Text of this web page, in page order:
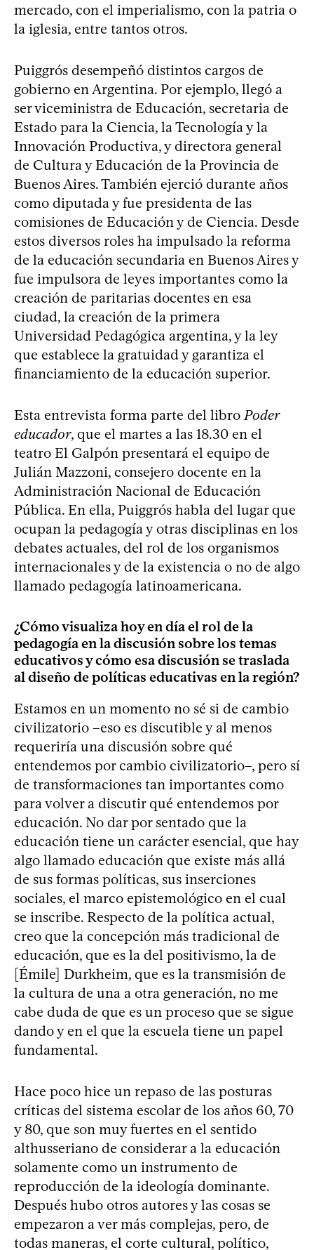
mercado, con el imperialismo, con la patria o
la iglesia, entre tantos otros.
Puiggrós desempeñó distintos cargos de
gobierno en Argentina. Por ejemplo, llegó a
ser viceministra de Educación, secretaria de
Estado para la Ciencia, la Tecnología y la
Innovación Productiva, y directora general
de Cultura y Educación de la Provincia de
Buenos Aires. También ejerció durante años
como diputada y fue presidenta de las
comisiones de Educación y de Ciencia. Desde
estos diversos roles ha impulsado la reforma
de la educación secundaria en Buenos Aires y
fue impulsora de leyes importantes como la
creación de paritarias docentes en esa
ciudad, la creación de la primera
Universidad Pedagógica argentina, y la ley
que establece la gratuidad y garantiza el
financiamiento de la educación superior.
Esta entrevista forma parte del libro Poder
educador, que el martes a las 18.30 en el
teatro El Galpón presentará el equipo de
Julián Mazzoni, consejero docente en la
Administración Nacional de Educación
Pública. En ella, Puiggrós habla del lugar que
ocupan la pedagogía y otras disciplinas en los
debates actuales, del rol de los organismos
internacionales y de la existencia o no de algo
llamado pedagogía latinoamericana.
¿Cómo visualiza hoy en día el rol de la
pedagogía en la discusión sobre los temas
educativos y cómo esa discusión se traslada
al diseño de políticas educativas en la región?
Estamos en un momento no sé si de cambio
civilizatorio –eso es discutible y al menos
requeriría una discusión sobre qué
entendemos por cambio civilizatorio–, pero sí
de transformaciones tan importantes como
para volver a discutir qué entendemos por
educación. No dar por sentado que la
educación tiene un carácter esencial, que hay
algo llamado educación que existe más allá
de sus formas políticas, sus inserciones
sociales, el marco epistemológico en el cual
se inscribe. Respecto de la política actual,
creo que la concepción más tradicional de
educación, que es la del positivismo, la de
[Émile] Durkheim, que es la transmisión de
la cultura de una a otra generación, no me
cabe duda de que es un proceso que se sigue
dando y en el que la escuela tiene un papel
fundamental.
Hace poco hice un repaso de las posturas
críticas del sistema escolar de los años 60, 70
y 80, que son muy fuertes en el sentido
althusseriano de considerar a la educación
solamente como un instrumento de
reproducción de la ideología dominante.
Después hubo otros autores y las cosas se
empezaron a ver más complejas, pero, de
todas maneras, el corte cultural, político,